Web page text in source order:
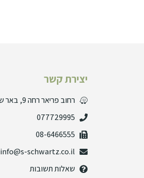
יצירת קשר
רחוב פריאר רחה 9, באר שבע
077729995
08-6466555
info@s-schwartz.co.il
שאלות תשובות